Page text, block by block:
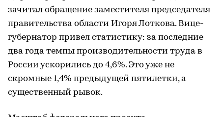
зачитал обращение заместителя председателя
правительства области Игоря Лоткова. Вице-
губернатор привел статистику: за последние
два года темпы производительности труда в
России ускорились до 4,6%. Это уже не
скромные 1,4% предыдущей пятилетки, а
существенный рывок.